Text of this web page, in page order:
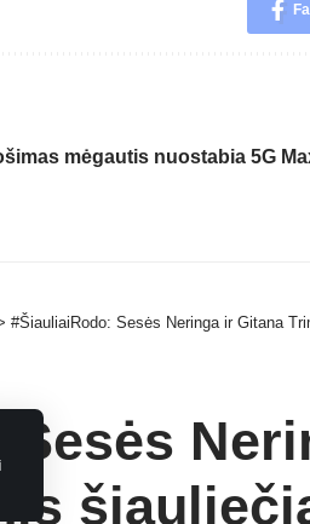
mėgautis nuostabia 5G
#ŠiauliaiRodo: Sesės Neringa ir Gitana